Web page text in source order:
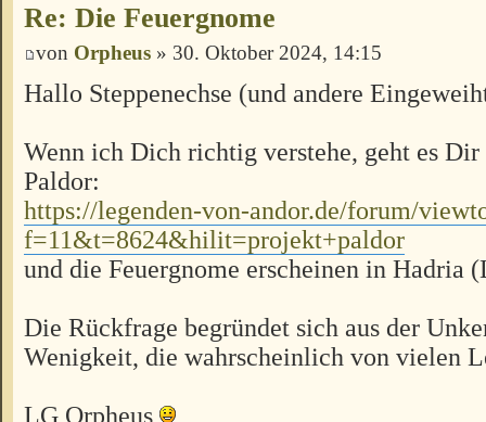
Re: Die Feuergnome
von Orpheus » 30. Oktober 2024, 14:15
Hallo Steppenechse (und andere
Wenn ich Dich richtig verstehe, geht es Dir
Paldor:
https://legenden-von-andor.de/forum/
f=11&t=8624&hilit=projekt+paldor
und die Feuergnome erscheinen in Hadria
Die Rückfrage begründet sich aus der
Wenigkeit, die wahrscheinlich von vielen
LG Orpheus